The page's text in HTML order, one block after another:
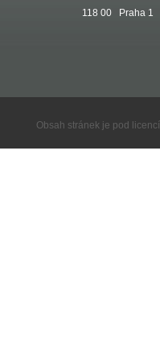
118 00 Praha 1
Obsah stránek je pod licencí